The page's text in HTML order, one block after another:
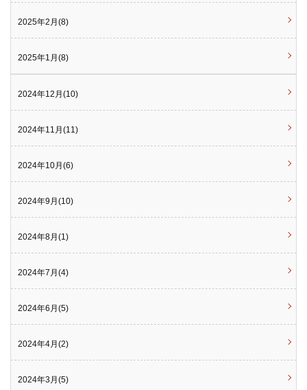
2025年2月(8)
2025年1月(8)
2024年12月(10)
2024年11月(11)
2024年10月(6)
2024年9月(10)
2024年8月(1)
2024年7月(4)
2024年6月(5)
2024年4月(2)
2024年3月(5)